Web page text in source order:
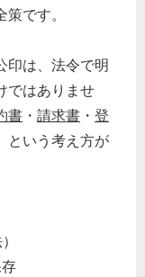
です。
印は、法令で明
ではありませ
書 ・ 請求書 ・ 登
という考え方が